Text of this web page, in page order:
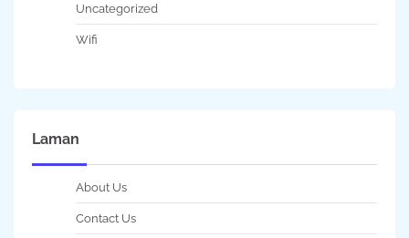
Uncategorized
Wifi
Laman
About Us
Contact Us